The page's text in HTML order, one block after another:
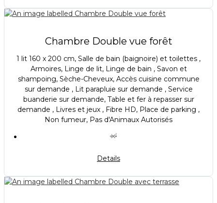
Chambre Double vue forêt
1 lit 160 x 200 cm, Salle de bain (baignoire) et toilettes ,
Armoires, Linge de lit, Linge de bain , Savon et
shampoing, Sèche-Cheveux, Accès cuisine commune
sur demande , Lit parapluie sur demande , Service
buanderie sur demande, Table et fer à repasser sur
demande , Livres et jeux , Fibre HD, Place de parking ,
Non fumeur, Pas d'Animaux Autorisés
Details